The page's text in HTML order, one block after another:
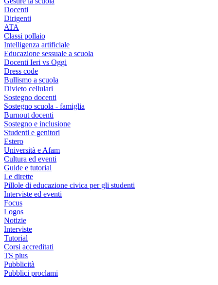
Docenti
Dirigenti
ATA
Classi pollaio
Intelligenza artificiale
Educazione sessuale a scuola
Docenti Ieri vs Oggi
Dress code
Bullismo a scuola
Divieto cellulari
Sostegno docenti
Sostegno scuola - famiglia
Burnout docenti
Sostegno e inclusione
Studenti e genitori
Estero
Università e Afam
Cultura ed eventi
Guide e tutorial
Le dirette
Pillole di educazione civica per gli studenti
Interviste ed eventi
Focus
Logos
Notizie
Interviste
Tutorial
Corsi accreditati
TS plus
Pubblicità
Pubblici proclami